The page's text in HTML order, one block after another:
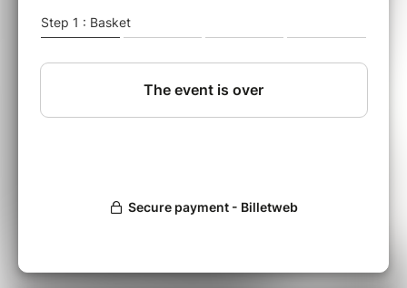
Rencontrés au CRR de Paris, Les Rugissants
la recherche d’une véritable dramaturgie
musicale, de couleurs et mouvements
orchestraux donnant vie au discours, d’un
brouillage des cartes entre écriture et
Jules Boittin : Trombone